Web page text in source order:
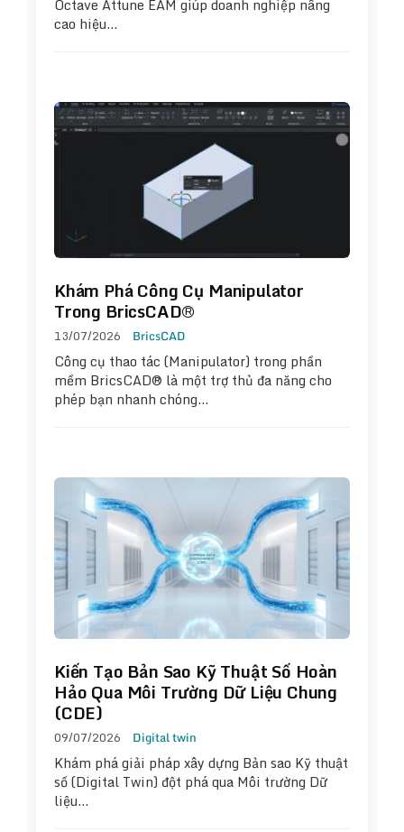
Octave Attune EAM giúp doanh nghiệp nâng
cao hiệu…
Khám Phá Công Cụ Manipulator
Trong BricsCAD®
13/07/2026 BricsCAD
Công cụ thao tác (Manipulator) trong phần
mềm BricsCAD® là một trợ thủ đa năng cho
phép bạn nhanh chóng…
Kiến Tạo Bản Sao Kỹ Thuật Số Hoàn
Hảo Qua Môi Trường Dữ Liệu Chung
(CDE)
09/07/2026 Digital twin
Khám phá giải pháp xây dựng Bản sao Kỹ thuật
số (Digital Twin) đột phá qua Môi trường Dữ
liệu…